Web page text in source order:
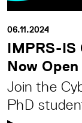
06.11.2024
IMPRS-
Now Open
Join the
PhD